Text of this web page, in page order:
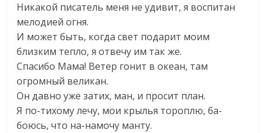
Никакой писатель меня не удивит, я воспитан
мелодией огня.
И может быть, когда свет подарит моим
близким тепло, я отвечу им так же.
Спасибо Мама! Ветер гонит в океан, там
огромный великан.
Он давно уже затих, ман, и просит план.
Я по-тихому лечу, мои крылья тороплю, ба-
боюсь, что на-намочу манту.